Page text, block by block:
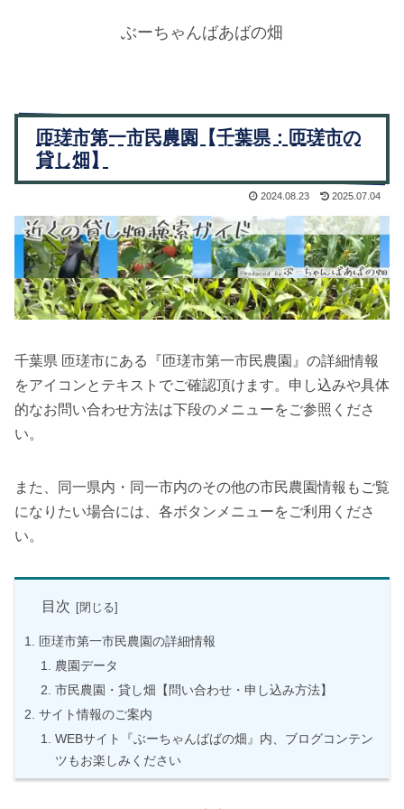
ぶーちゃんばあばの畑
匝瑳市第一市民農園【千葉県：匝瑳市の
貸し畑】
2024.08.23 2025.07.04
千葉県 匝瑳市にある『匝瑳市第一市民農園』の詳細情報
をアイコンとテキストでご確認頂けます。申し込みや具体
的なお問い合わせ方法は下段のメニューをご参照くださ
い。
また、同一県内・同一市内のその他の市民農園情報もご覧
になりたい場合には、各ボタンメニューをご利用くださ
い。
目次
匝瑳市第一市民農園の詳細情報
農園データ
市民農園・貸し畑【問い合わせ・申し込み方法】
サイト情報のご案内
WEBサイト『ぶーちゃんばばの畑』内、ブログコンテン
ツもお楽しみください